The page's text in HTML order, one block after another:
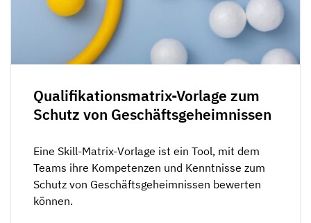
Kompetenzlücken-Analysen
Schulungseffektivität
Prognosen & Trends
Canpack
19. März 2026
Schluss mit dem Hinterherlaufen,
mit AG5 Workflows
Qualifikationsmatrix-Vorlage zum
Schutz von Geschäftsgeheimnissen
Eine Skill-Matrix-Vorlage ist ein Tool, mit dem
Teams ihre Kompetenzen und Kenntnisse zum
Schutz von Geschäftsgeheimnissen bewerten
können.